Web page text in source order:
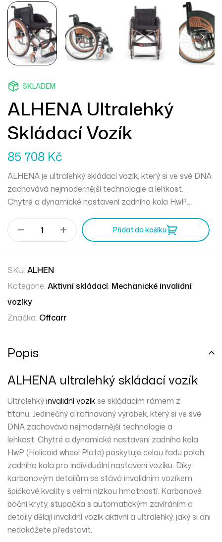
SKLADEM
ALHENA Ultralehký
Skládací Vozík
85 708 Kč
ALHENA je ultralehký skládací vozík, který si ve své DNA
zachovává nejmodernější technologie a lehkost.
Chytré a dynamické nastavení zadního kola HwP
nastavení vozíku.
Přidat do košíku
SKU: ALHEN
Kategorie: Aktivní skládací, Mechanické invalidní
vozíky
Značka: Offcarr
Popis
ALHENA ultralehký skládací vozík
Ultralehkýinvalidní vozíkse skládacím rámem z
titanu. Jedinečný a rafinovaný výrobek, který si ve své
DNA zachovává nejmodernější technologie a
lehkost. Chytré a dynamické nastavení zadního kola
HwP (Helicoid wheel Plate) poskytuje celou řadu poloh
zadního kola pro individuální nastavení vozíku. Díky
karbonovým detailům se stává invalidním vozíkem
špičkové kvality s velmi nízkou hmotností. Karbonové
boční kryty, stupačka s automatickým zavíráním a
detaily dělají invalidní vozík aktivní a ultralehký, jaký si ani
nedokážete představit.